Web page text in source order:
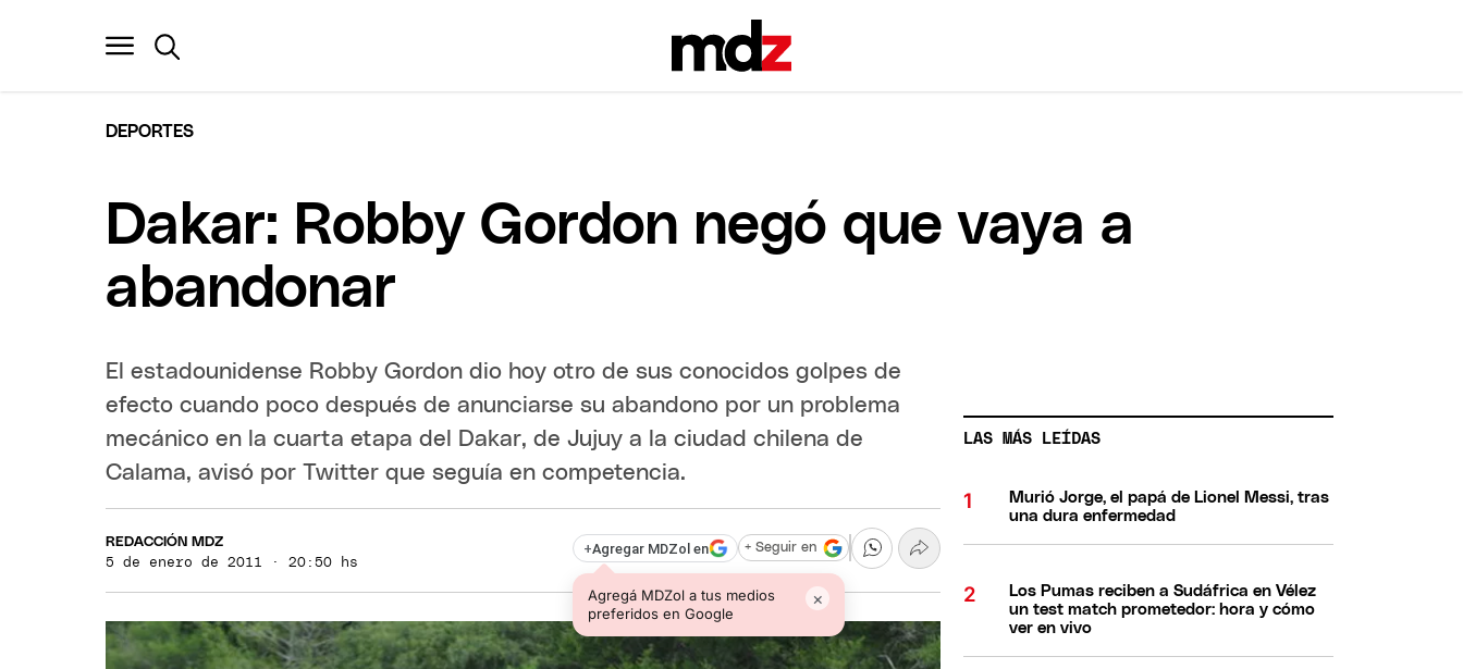
DEPORTES
Dakar: Robby Gordon negó que vaya a
abandonar
El estadounidense Robby Gordon dio hoy otro de sus conocidos golpes de
efecto cuando poco después de anunciarse su abandono por un problema
mecánico en la cuarta etapa del Dakar, de Jujuy a la ciudad chilena de
Calama, avisó por Twitter que seguía en competencia.
REDACCIÓN MDZ
5 de enero de 2011 · 20:50 hs
+Agregar MDZol en
Agregá MDZol a tus medios
preferidos en Google
×
+ Seguir en
LAS MÁS LEÍDAS
Murió Jorge, el papá de Lionel Messi, tras
una dura enfermedad
Los Pumas reciben a Sudáfrica en Vélez
un test match prometedor: hora y cómo
ver en vivo